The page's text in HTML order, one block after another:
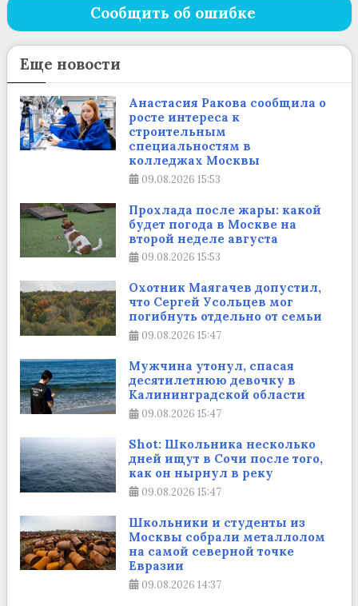
Сообщить об ошибке
Еще новости
Анастасия Ракова сообщила о
росте интереса к
строительным
специальностям в
колледжах Москвы
09.08.2026 15:53
Прохлада после жары: какой
будет погода в Москве на
второй неделе августа
09.08.2026 15:53
Охотник Маягачев допустил,
что Сергей Усольцев мог
погибнуть отдельно от семьи
09.08.2026 15:47
Мужчина утонул, спасая
десятилетнюю девочку в
Калининградской области
09.08.2026 15:47
Shot: Школьника несколько
дней ищут в Сочи после того,
как он нырнул в реку
09.08.2026 15:47
Школьники и студенты из
Москвы собрали металлолом
на самой северной точке
Евразии
09.08.2026 14:37